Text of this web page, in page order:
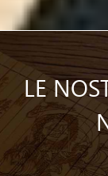
LE